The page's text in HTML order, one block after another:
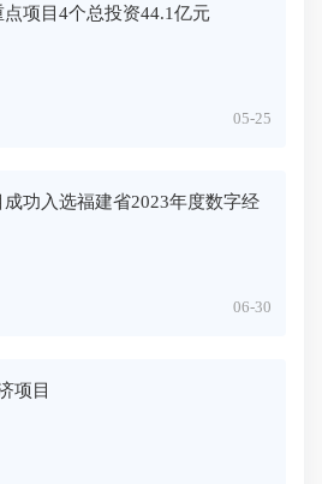
项目4个总投资44.1亿元
05-25
功入选福建省2023年度数字经
06-30
项目